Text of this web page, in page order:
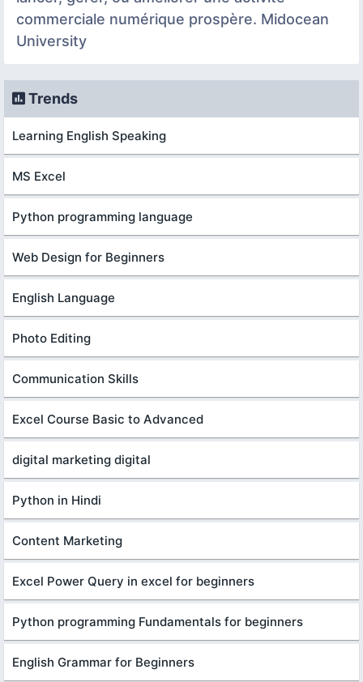
commerciale numérique prospère. Midocean
University
Trends
Learning English Speaking
MS Excel
Python programming language
Web Design for Beginners
English Language
Photo Editing
Communication Skills
Excel Course Basic to Advanced
digital marketing digital
Python in Hindi
Content Marketing
Excel Power Query in excel for beginners
Python programming Fundamentals for beginners
English Grammar for Beginners